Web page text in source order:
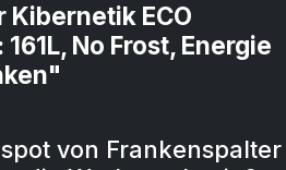
ECO
No Frost, Energie
von Frankenspalter